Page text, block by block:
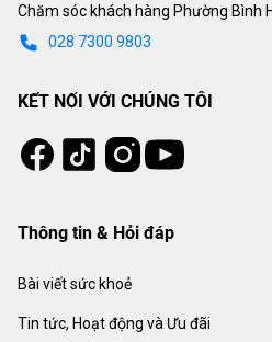
Chăm sóc khách hàng Phường Bình
028 7300 9803
KẾT NỐI VỚI CHÚNG TÔI
Facebook
Tiktok Instagram
Youtube
Thông tin & Hỏi đáp
Bài viết sức khoẻ
Tin tức, Hoạt động và Ưu đãi